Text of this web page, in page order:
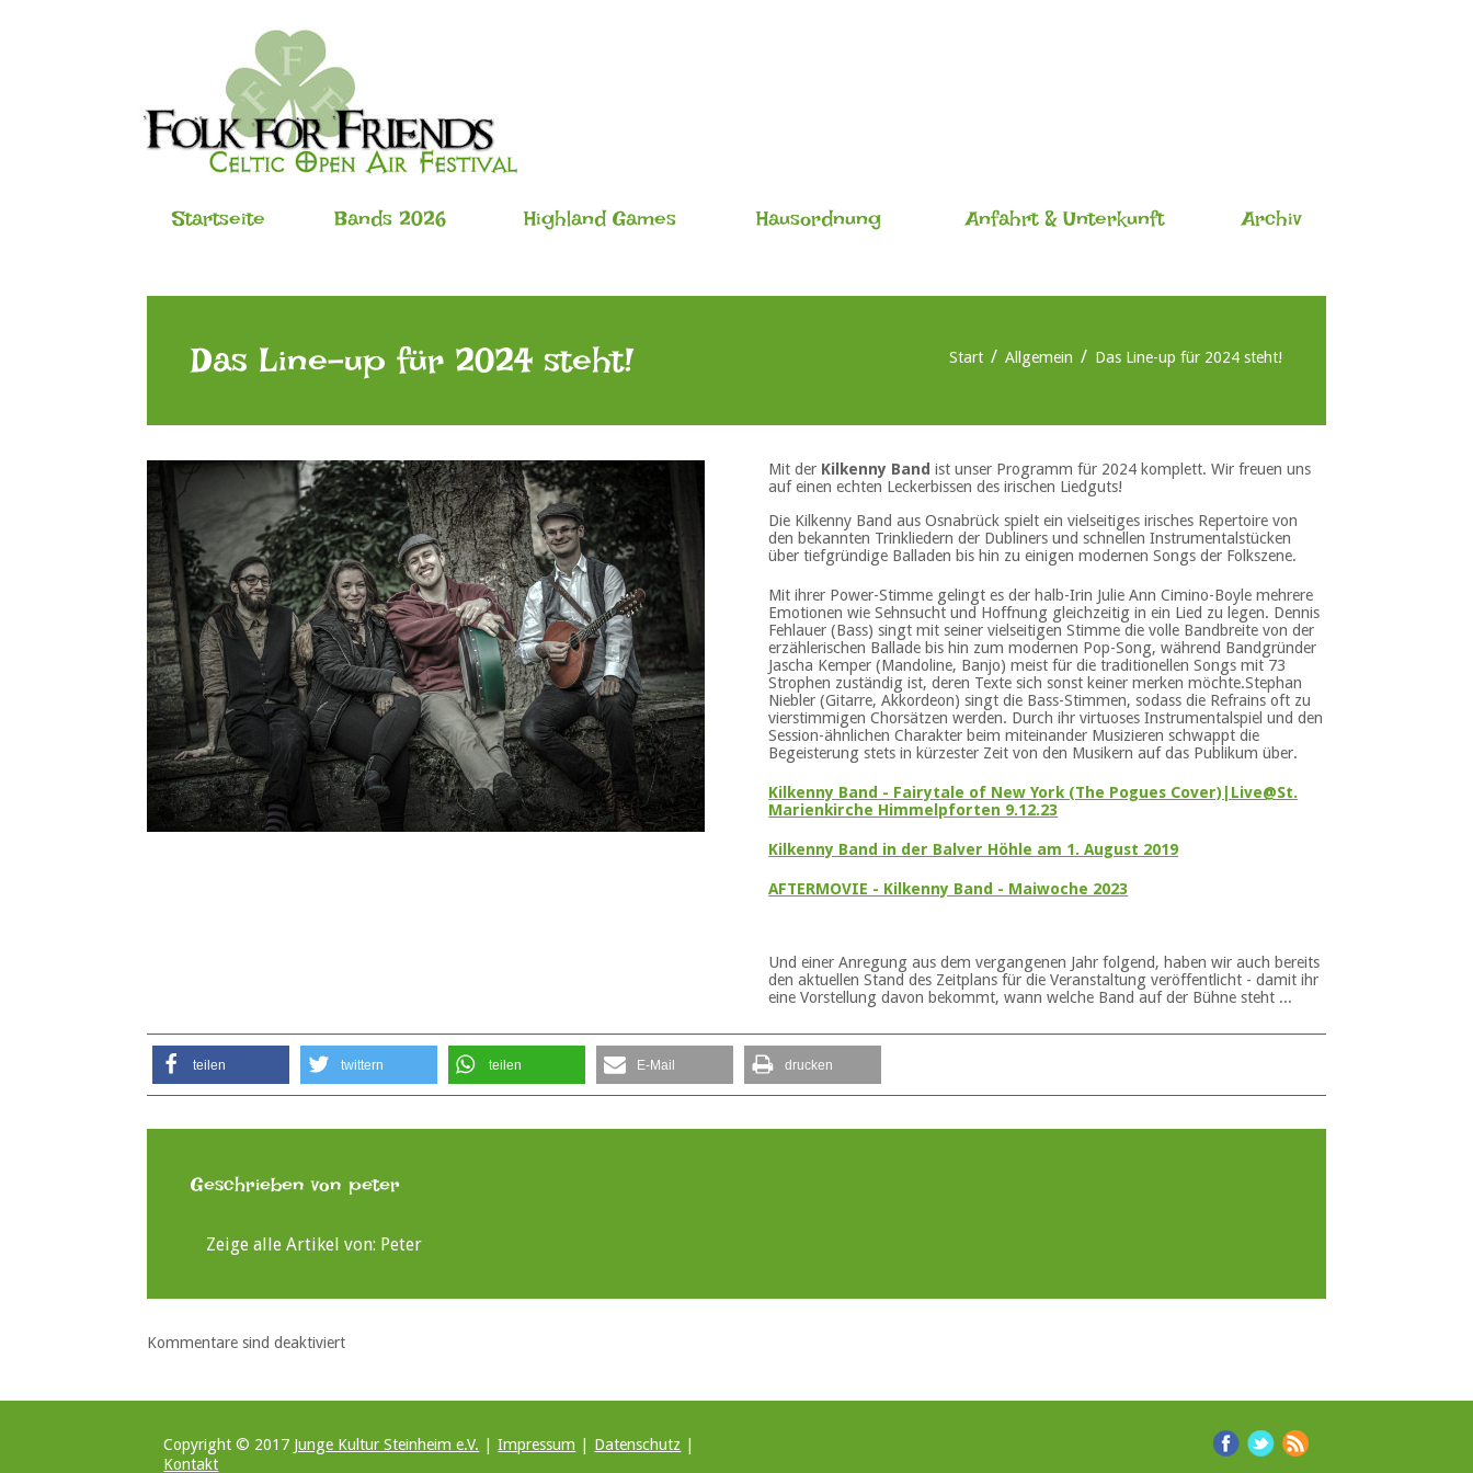
Startseite Bands 2026 Highland Games Hausordnung Anfahrt & Unterkunft Archiv
Das Line-up für 2024 steht! Start Allgemein Das Line-up für 2024 steht!
Mit der Kilkenny Band ist unser Programm für 2024 komplett. Wir freuen uns
auf einen echten Leckerbissen des irischen Liedguts!
Die Kilkenny Band aus Osnabrück spielt ein vielseitiges irisches Repertoire von
den bekannten Trinkliedern der Dubliners und schnellen Instrumentalstücken
über tiefgründige Balladen bis hin zu einigen modernen Songs der Folkszene.
Mit ihrer Power-Stimme gelingt es der halb-Irin Julie Ann Cimino-Boyle mehrere
Emotionen wie Sehnsucht und Hoffnung gleichzeitig in ein Lied zu legen. Dennis
Fehlauer (Bass) singt mit seiner vielseitigen Stimme die volle Bandbreite von der
erzählerischen Ballade bis hin zum modernen Pop-Song, während Bandgründer
Jascha Kemper (Mandoline, Banjo) meist für die traditionellen Songs mit 73
Strophen zuständig ist, deren Texte sich sonst keiner merken möchte.Stephan
Niebler (Gitarre, Akkordeon) singt die Bass-Stimmen, sodass die Refrains oft zu
vierstimmigen Chorsätzen werden. Durch ihr virtuoses Instrumentalspiel und den
Session-ähnlichen Charakter beim miteinander Musizieren schwappt die
Begeisterung stets in kürzester Zeit von den Musikern auf das Publikum über.
Kilkenny Band - Fairytale of New York (The Pogues Cover)|Live@St.
Marienkirche Himmelpforten 9.12.23
Kilkenny Band in der Balver Höhle am 1. August 2019
AFTERMOVIE - Kilkenny Band - Maiwoche 2023
Und einer Anregung aus dem vergangenen Jahr folgend, haben wir auch bereits
den aktuellen Stand des Zeitplans für die Veranstaltung veröffentlicht - damit ihr
eine Vorstellung davon bekommt, wann welche Band auf der Bühne steht ...
teilen twittern teilen E-Mail drucken
Geschrieben vonpeter
Zeige alle Artikel von: Peter
Kommentare sind deaktiviert
Copyright © 2017 Junge Kultur Steinheim e.V. |Impressum Datenschutz
Kontakt